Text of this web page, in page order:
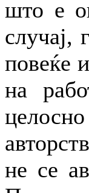
што е
случај,
повеќе
на
не се